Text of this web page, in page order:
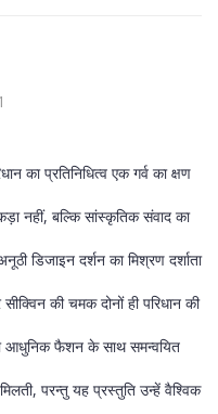
का प्रतिनिधित्व एक गर्व का क्षण
नहीं, बल्कि सांस्कृतिक संवाद का
डिजाइन दर्शन का मिश्रण दर्शाता
की चमक दोनों ही परिधान की
आधुनिक फैशन के साथ समन्वयित
परन्तु यह प्रस्तुति उन्हें वैश्विक